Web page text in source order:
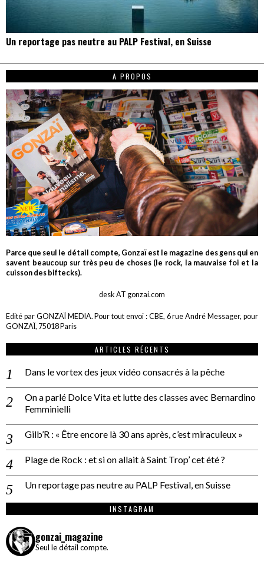
Un reportage pas neutre au PALP Festival, en Suisse
A PROPOS
Parce que seul le détail compte, Gonzaï est le magazine des gens qui en
savent beaucoup sur très peu de choses (le rock, la mauvaise foi et la
cuisson des biftecks).
desk AT gonzai.com
Edité par GONZAÏ MEDIA. Pour tout envoi : CBE, 6 rue André Messager, pour
GONZAÏ, 75018 Paris
ARTICLES RÉCENTS
Dans le vortex des jeux vidéo consacrés à la pêche
On a parlé Dolce Vita et lutte des classes avec Bernardino
Femminielli
Gilb’R : « Être encore là 30 ans après, c’est miraculeux »
Plage de Rock : et si on allait à Saint Trop’ cet été ?
Un reportage pas neutre au PALP Festival, en Suisse
INSTAGRAM
gonzai_magazine
Seul le détail compte.